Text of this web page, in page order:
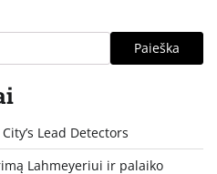
Paieška
Lead Detectors
Lahmeyeriui ir palaiko